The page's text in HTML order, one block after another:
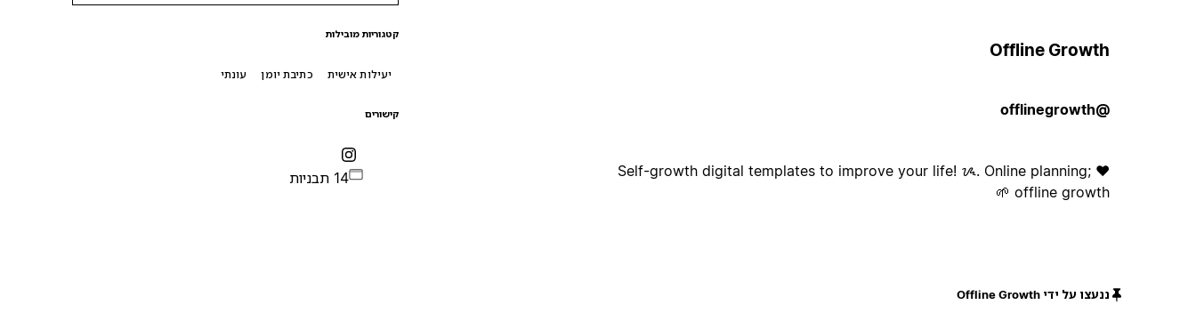
Offline Growth
@offlinegrowth
❤️ Self-growth digital templates to improve your life! ᝰ. Online planning;
offline growth 🌱
קטגוריות מובילות
יעילות אישית כתיבת יומן עונתי
קישורים
14 תבניות
ננעצו על ידי Offline Growth